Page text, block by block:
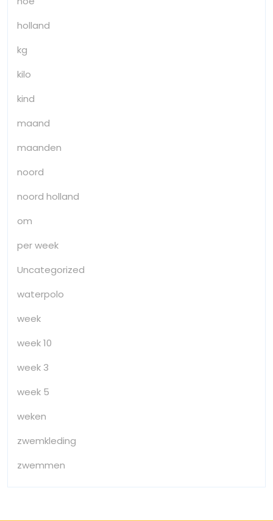
holland
kg
kilo
kind
maand
maanden
noord
noord holland
om
per week
Uncategorized
waterpolo
week
week 10
week 3
week 5
weken
zwemkleding
zwemmen